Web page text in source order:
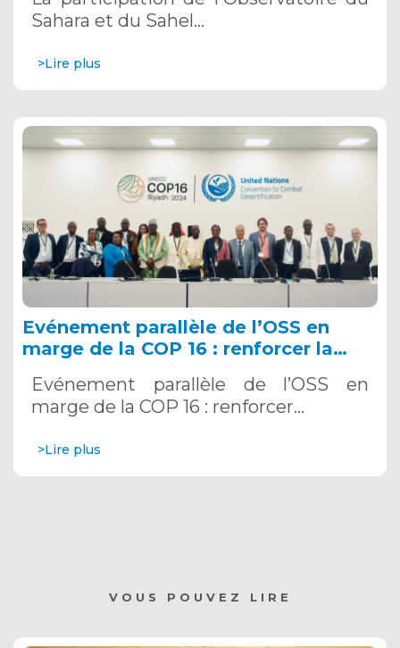
Saoudite
Sahara et du Sahel…
>Lire plus
Evénement parallèle de l’OSS en
marge de la COP 16 : renforcer la
Systèmes d’Alerte Précoce
Multirisques. 12 décembre 2024
Evénement parallèle de l’OSS en
marge de la COP 16 : renforcer…
>Lire plus
VOUS POUVEZ LIRE